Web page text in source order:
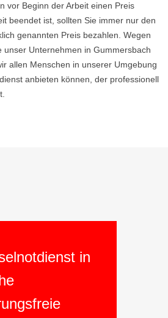
vor Beginn der Arbeit einen Preis
beendet ist, sollten Sie immer nur den
genannten Preis bezahlen. Wegen
unser Unternehmen in Gummersbach
allen Menschen in unserer Umgebung
anbieten können, der professionell
in